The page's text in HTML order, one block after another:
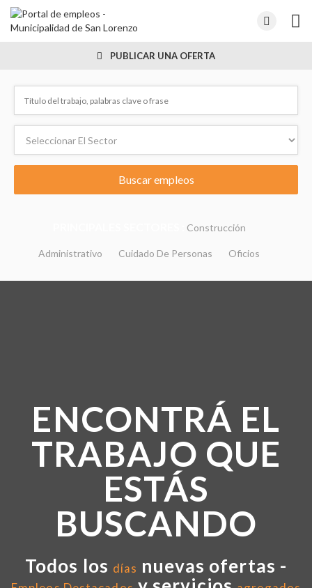
PUBLICAR UNA OFERTA
Construcción
Administrativo Cuidado De Personas Oficios
ENCONTRÁ EL
TRABAJO QUE
ESTÁS
BUSCANDO
Todos los días nuevas ofertas -